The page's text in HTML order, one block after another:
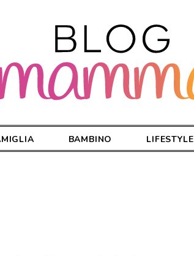
BAMBINO LIFESTYLE